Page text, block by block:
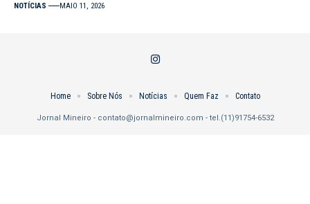
NOTÍCIAS MAIO 11, 2026
Jornal Mineiro - contato@jornalmineiro.com - tel.(11)91754-6532
Home Sobre Nós Notícias Quem Faz Contato